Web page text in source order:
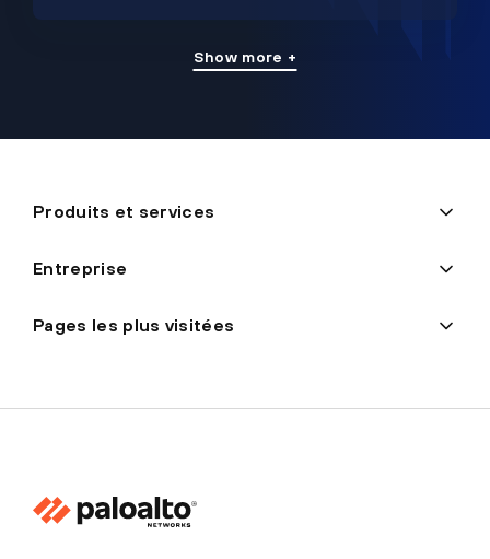
Show more +
Produits et services
Entreprise
Pages les plus visitées